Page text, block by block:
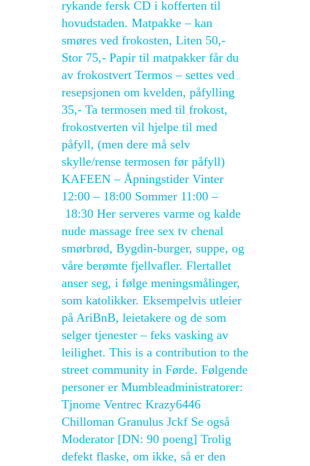
rykande fersk CD i kofferten til
hovudstaden. Matpakke – kan
smøres ved frokosten, Liten 50,-
Stor 75,- Papir til matpakker får du
av frokostvert Termos – settes ved
resepsjonen om kvelden, påfylling
35,- Ta termosen med til frokost,
frokostverten vil hjelpe til med
påfyll, (men dere må selv
skylle/rense termosen før påfyll)
KAFEEN – Åpningstider Vinter
12:00 – 18:00 Sommer 11:00 –
18:30 Her serveres varme og kalde
nude massage free sex tv chenal
smørbrød, Bygdin-burger, suppe, og
våre berømte fjellvafler. Flertallet
anser seg, i følge meningsmålinger,
som katolikker. Eksempelvis utleier
på AriBnB, leietakere og de som
selger tjenester – feks vasking av
leilighet. This is a contribution to the
street community in Førde. Følgende
personer er Mumbleadministratorer:
Tjnome Ventrec Krazy6446
Chilloman Granulus Jckf Se også
Moderator [DN: 90 poeng] Trolig
defekt flaske, om ikke, så er den